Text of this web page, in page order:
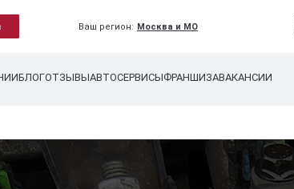
Ваш регион: Москва и МО
БЛОГОТЗЫВЫАВТОСЕРВИСЫФРАНШИЗАВАКАНСИИ